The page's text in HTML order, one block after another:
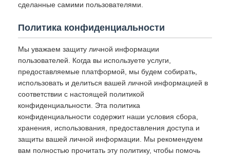
сделанные самими пользователями.
Политика конфиденциальности
Мы уважаем защиту личной информации
пользователей. Когда вы используете услуги,
предоставляемые платформой, мы будем собирать,
использовать и делиться вашей личной информацией в
соответствии с настоящей политикой
конфиденциальности. Эта политика
конфиденциальности содержит наши условия сбора,
хранения, использования, предоставления доступа и
защиты вашей личной информации. Мы рекомендуем
вам полностью прочитать эту политику, чтобы помочь